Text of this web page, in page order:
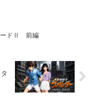
ードⅡ 前編